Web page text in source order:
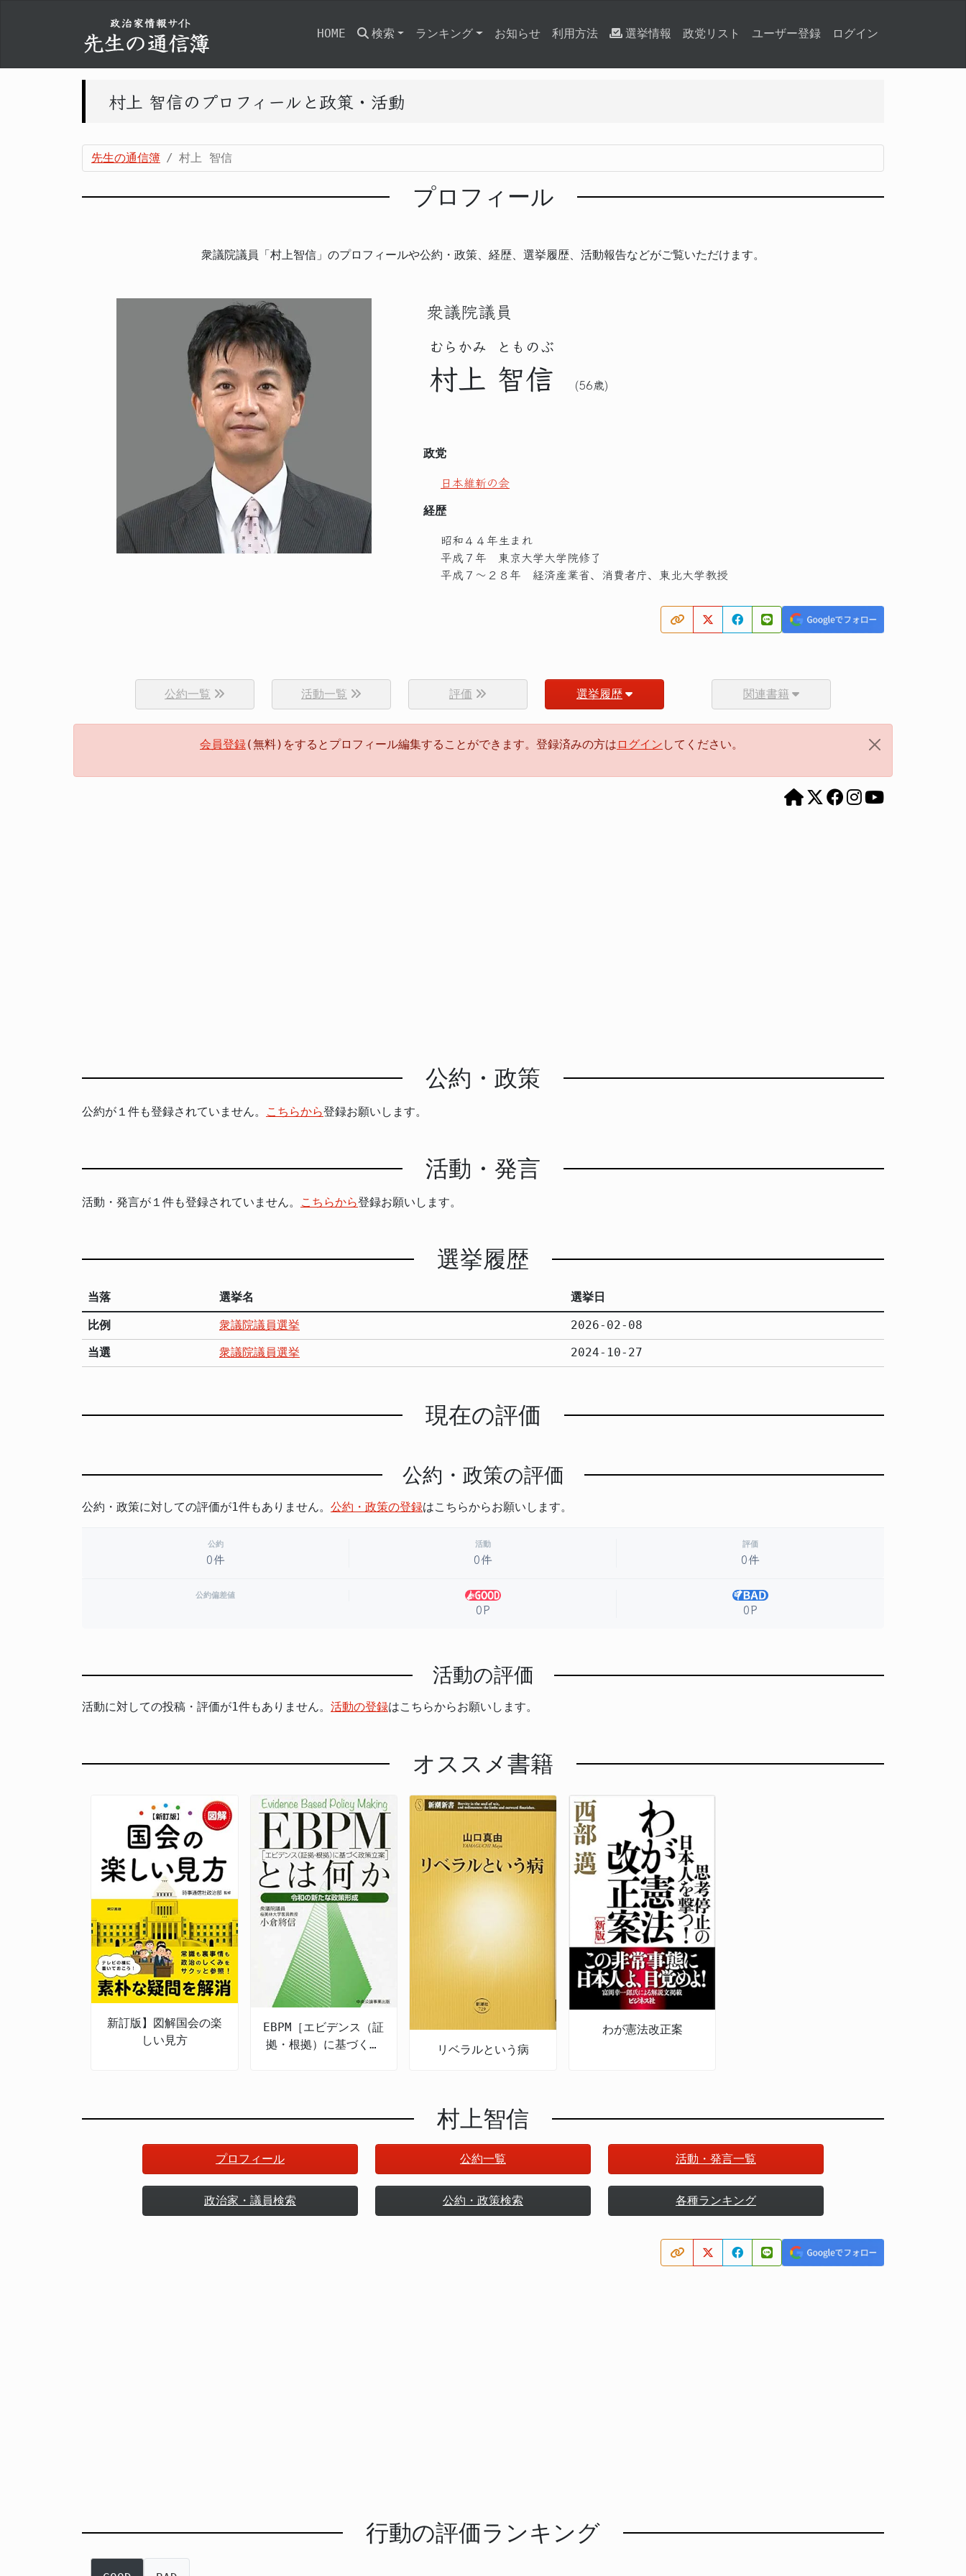
HOME 検索 ランキング お知らせ 利用方法 選挙情報 政党リスト ユーザー登録 ログイン
村上 智信のプロフィールと政策・活動
先生の通信簿 村上 智信
プロフィール
衆議院議員「村上智信」のプロフィールや公約・政策、経歴、選挙履歴、活動報告などがご覧いただけます。
衆議院議員
村上
むらかみ
智信
とものぶ
(56歳)
政党
日本維新の会
経歴
昭和４４年生まれ
平成７年 東京大学大学院修了
平成７～２８年 経済産業省、消費者庁、東北大学教授
公約一覧 活動一覧 評価 選挙履歴 関連書籍
会員登録(無料)をするとプロフィール編集することができます。登録済みの方は ログイン してください。
公約・政策
公約が１件も登録されていません。 こちらから登録お願いします。
活動・発言
活動・発言が１件も登録されていません。 こちらから登録お願いします。
選挙履歴
当落 選挙名 選挙日
比例 衆議院議員選挙
2026-02-08
当選
衆議院議員選挙 2024-10-27
現在の評価
公約・政策の評価
公約・政策に対しての評価が1件もありません。 公約・政策の登録はこちらからお願いします。
公約
0件
活動
0件
評価
0件
公約偏差値
0P 0P
活動の評価
活動に対しての投稿・評価が1件もありません。 活動の登録はこちらからお願いします。
オススメ書籍
新訂版】図解国会の楽
しい見方
EBPM［エビデンス（証
拠・根拠）に基づく政
リベラルという病
わが憲法改正案
村上智信
プロフィール 公約一覧 活動・発言一覧
政治家・議員検索 公約・政策検索 各種ランキング
行動の評価ランキング